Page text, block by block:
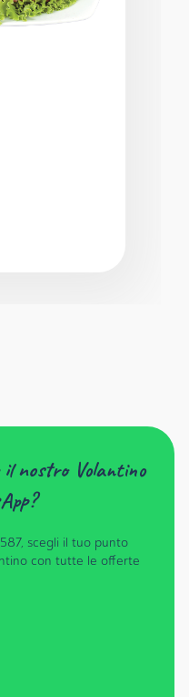
il nostro Volantino
scegli il tuo punto
con tutte le offerte